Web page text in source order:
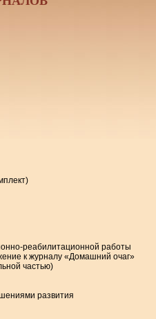
реабилитационной работы
к журналу «Домашний очаг»
частью)
развития